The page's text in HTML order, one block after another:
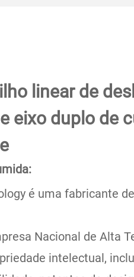
linear de
eixo duplo de
é uma fabricante
Nacional de Alta
intelectual,